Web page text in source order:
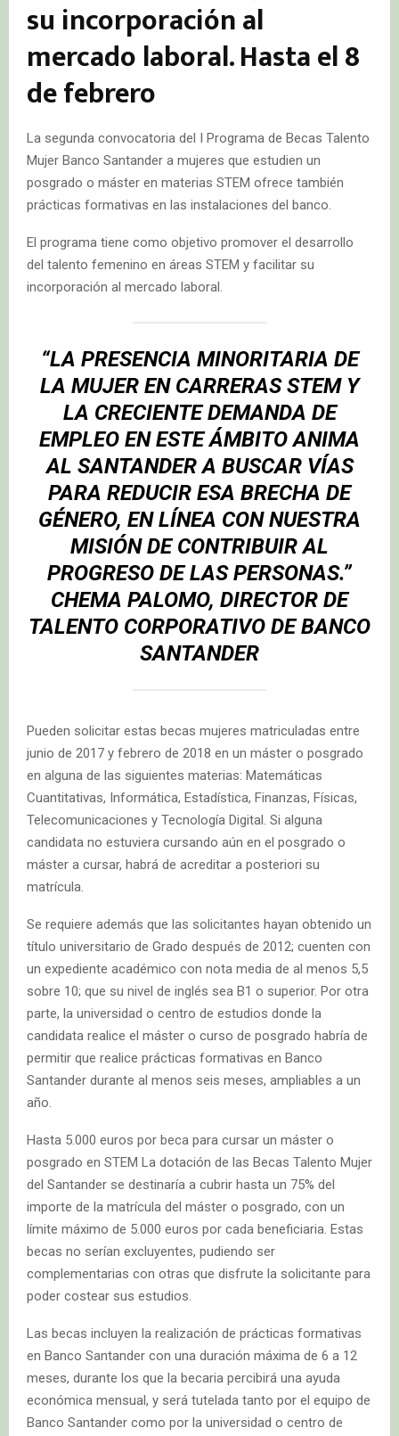
su incorporación al
mercado laboral. Hasta el 8
de febrero
La segunda convocatoria del I Programa de Becas Talento
Mujer Banco Santander a mujeres que estudien un
posgrado o máster en materias STEM ofrece también
prácticas formativas en las instalaciones del banco.
El programa tiene como objetivo promover el desarrollo
del talento femenino en áreas STEM y facilitar su
incorporación al mercado laboral.
“LA PRESENCIA MINORITARIA DE
LA MUJER EN CARRERAS STEM Y
LA CRECIENTE DEMANDA DE
EMPLEO EN ESTE ÁMBITO ANIMA
AL SANTANDER A BUSCAR VÍAS
PARA REDUCIR ESA BRECHA DE
GÉNERO, EN LÍNEA CON NUESTRA
MISIÓN DE CONTRIBUIR AL
PROGRESO DE LAS PERSONAS.”
CHEMA PALOMO, DIRECTOR DE
TALENTO CORPORATIVO DE BANCO
SANTANDER
Pueden solicitar estas becas mujeres matriculadas entre
junio de 2017 y febrero de 2018 en un máster o posgrado
en alguna de las siguientes materias: Matemáticas
Cuantitativas, Informática, Estadística, Finanzas, Físicas,
Telecomunicaciones y Tecnología Digital. Si alguna
candidata no estuviera cursando aún en el posgrado o
máster a cursar, habrá de acreditar a posteriori su
matrícula.
Se requiere además que las solicitantes hayan obtenido un
título universitario de Grado después de 2012; cuenten con
un expediente académico con nota media de al menos 5,5
sobre 10; que su nivel de inglés sea B1 o superior. Por otra
parte, la universidad o centro de estudios donde la
candidata realice el máster o curso de posgrado habría de
permitir que realice prácticas formativas en Banco
Santander durante al menos seis meses, ampliables a un
año.
Hasta 5.000 euros por beca para cursar un máster o
posgrado en STEM La dotación de las Becas Talento Mujer
del Santander se destinaría a cubrir hasta un 75% del
importe de la matrícula del máster o posgrado, con un
límite máximo de 5.000 euros por cada beneficiaria. Estas
becas no serían excluyentes, pudiendo ser
complementarias con otras que disfrute la solicitante para
poder costear sus estudios.
Las becas incluyen la realización de prácticas formativas
en Banco Santander con una duración máxima de 6 a 12
meses, durante los que la becaria percibirá una ayuda
económica mensual, y será tutelada tanto por el equipo de
Banco Santander como por la universidad o centro de